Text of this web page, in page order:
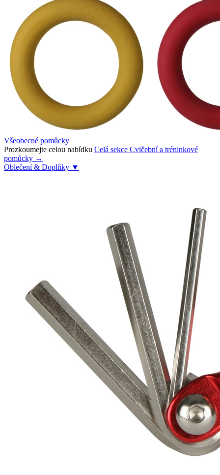
Všeobecné pomůcky
Prozkoumejte celou nabídku Celá sekce Cvičební a tréninkové
pomůcky →
Oblečení & Doplňky ▼